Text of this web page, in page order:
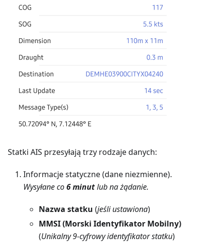
Statki AIS przesyłają trzy rodzaje danych:
Informacje statyczne (dane niezmienne).
Wysyłane co6 minutlub na żądanie.
Nazwa statku (jeśli ustawiona)
MMSI (Morski Identyfikator Mobilny)
(Unikalny 9-cyfrowy identyfikator statku)